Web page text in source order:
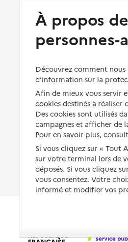
Perte d'autonomie : évaluation
et droits
Aménager son logement et
s'équiper
Préserver son autonomie et sa
santé
Organiser à l'avance sa propre
protection
Les mesures de protection
Les obligations de la famille
À qui s’adresser ?
Les politiques du grand âge
À propos
personnes-
Découvrez comment
d’information sur la
Afin de mieux vous servir
cookies destinés à
Des cookies sont utilisés
campagnes et afficher de
Pour en savoir plus,
Si vous cliquez sur « Tout
sur votre terminal lors de
déposés. Si vous cliquez
vous consentez. Votre
informé et modifier vos